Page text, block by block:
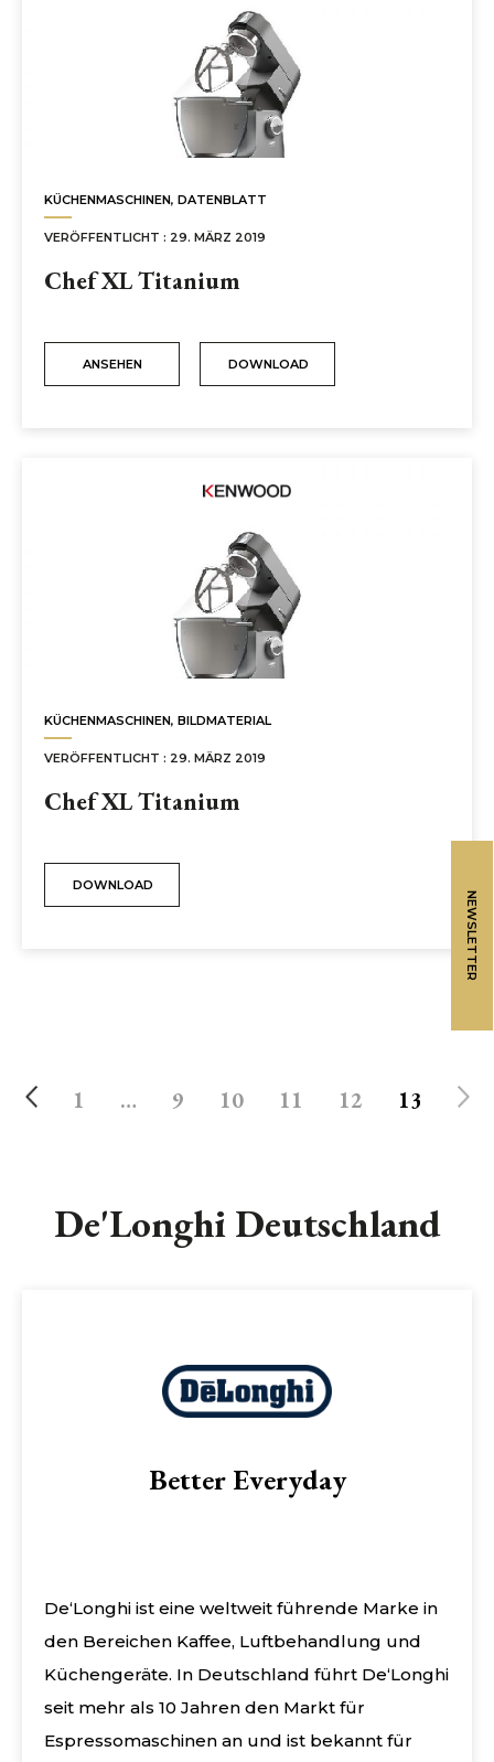
DE’LONGHI DEUTSCHLAND
KÜCHENMASCHINEN, DATENBLATT
VERÖFFENTLICHT : 29. MÄRZ 2019
Chef XL Titanium
ANSEHEN DOWNLOAD
KÜCHENMASCHINEN, BILDMATERIAL
VERÖFFENTLICHT : 29. MÄRZ 2019
Chef XL Titanium
DOWNLOAD
1 … 9 10 11 12 13
De'Longhi Deutschland
Better Everyday
De‘Longhi ist eine weltweit führende Marke in
den Bereichen Kaffee, Luftbehandlung und
Küchengeräte. In Deutschland führt De‘Longhi
seit mehr als 10 Jahren den Markt für
Espressomaschinen an und ist bekannt für
NEWSLETTER